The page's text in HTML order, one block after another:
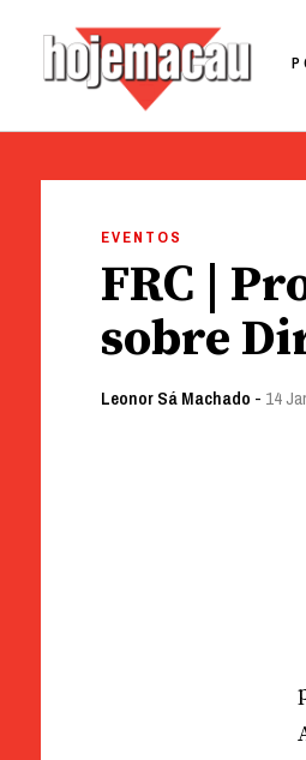
EVENTOS
FRC |
sobre
Leonor Sá Machado - 14